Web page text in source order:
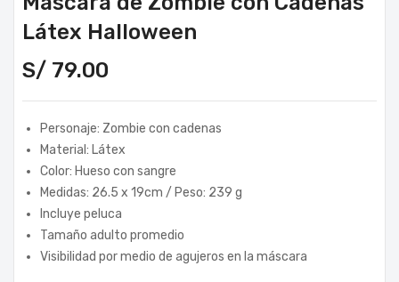
Látex Halloween
S/ 79.00
Personaje: Zombie con cadenas
Material: Látex
Color: Hueso con sangre
Medidas: 26.5 x 19cm / Peso: 239 g
Incluye peluca
Tamaño adulto promedio
Visibilidad por medio de agujeros en la máscara